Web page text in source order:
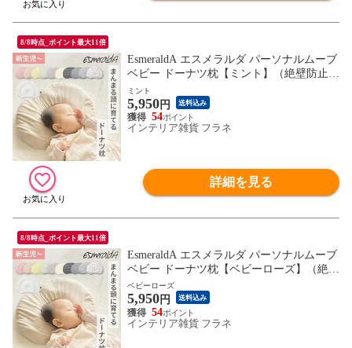
8/8時点_ポイント最大11倍
EsmeraldA エスメラルダ パーソナルムーブ
ベビー ドーナツ枕【ミント】（絶壁防止
向き癖防止 高さ調節 寝汗 通気性抜群 日本
製 綿100% ベビー枕）【送料無料】
ミント
5,950円 送料込み
54
インテリア雑貨 フラネ
詳細を見る
8/8時点_ポイント最大11倍
EsmeraldA エスメラルダ パーソナルムーブ
ベビー ドーナツ枕【ベビーローズ】（絶壁
防止 向き癖防止 高さ調節 寝汗 通気性抜群
日本製 綿100% ベビー枕）【送料無料】
ベビーローズ
5,950円 送料込み
54
インテリア雑貨 フラネ